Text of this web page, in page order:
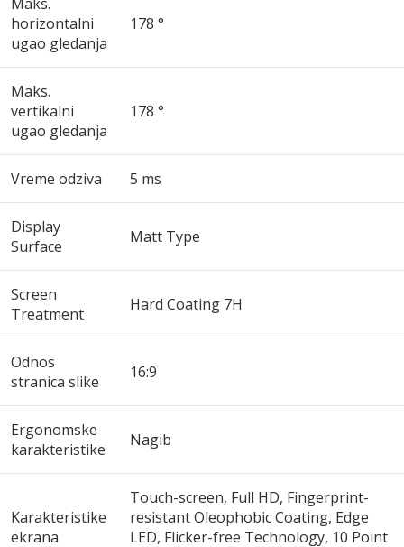
horizontalni
ugao gledanja
178 °
Maks.
vertikalni
ugao gledanja
178 °
Vreme odziva 5 ms
Display
Surface
Matt Type
Screen
Treatment
Hard Coating 7H
Odnos
stranica slike
16:9
Ergonomske
karakteristike
Nagib
Karakteristike
ekrana
Touch-screen, Full HD, Fingerprint-
resistant Oleophobic Coating, Edge
LED, Flicker-free Technology, 10 Point